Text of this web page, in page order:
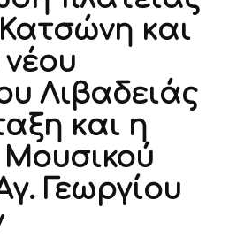
και
Λιβαδειάς
και η
Γεωργίου